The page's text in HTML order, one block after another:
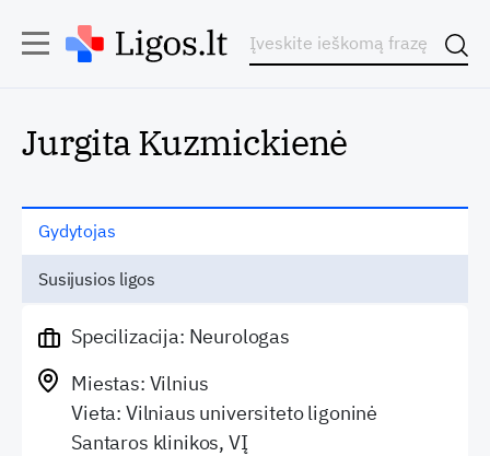
Jurgita Kuzmickienė
Gydytojas
Susijusios ligos
Specilizacija: Neurologas
Miestas: Vilnius
Vieta: Vilniaus universiteto ligoninė
Santaros klinikos, VĮ